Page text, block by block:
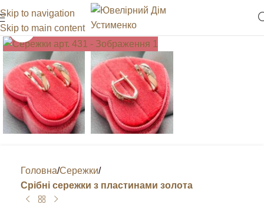
Skip to navigation
Skip to main content
Клацніть, щоб збільшити
Головна Сережки
Срібні сережки з пластинами золота